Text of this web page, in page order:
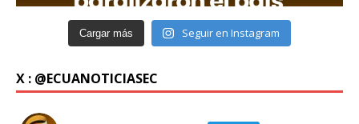
Cargar más Seguir en Instagram
X : @ECUANOTICIASEC